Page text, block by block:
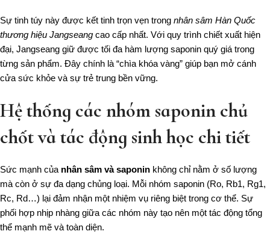
Sự tinh túy này được kết tinh trọn vẹn trong nhân sâm Hàn Quốc
thương hiệu Jangseang cao cấp nhất. Với quy trình chiết xuất hiện
đại, Jangseang giữ được tối đa hàm lượng saponin quý giá trong
từng sản phẩm. Đây chính là “chìa khóa vàng” giúp bạn mở cánh
cửa sức khỏe và sự trẻ trung bền vững.
Hệ thống các nhóm saponin chủ
chốt và tác động sinh học chi tiết
Sức mạnh của nhân sâm và saponin không chỉ nằm ở số lượng
mà còn ở sự đa dạng chủng loại. Mỗi nhóm saponin (Ro, Rb1, Rg1,
Rc, Rd…) lại đảm nhận một nhiệm vụ riêng biệt trong cơ thể. Sự
phối hợp nhịp nhàng giữa các nhóm này tạo nên một tác động tổng
thể mạnh mẽ và toàn diện.